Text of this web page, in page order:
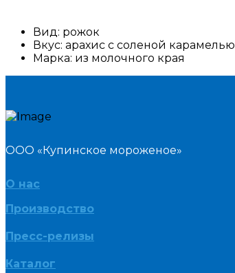
Вид: рожок
Вкус: арахис с соленой карамелью
Марка: из молочного края
ООО «Купинское мороженое»
О нас
Производство
Пресс-релизы
Каталог